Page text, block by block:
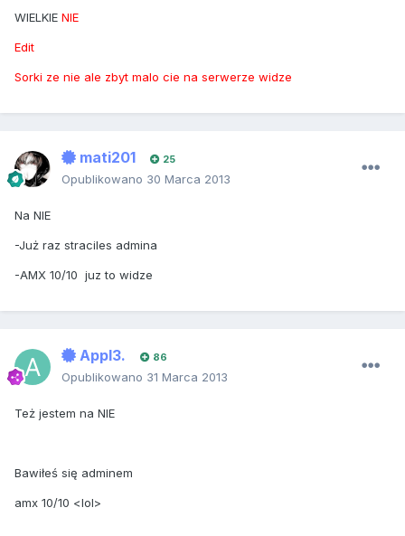
WIELKIE NIE
Edit
Sorki ze nie ale zbyt malo cie na serwerze widze
mati201 25
Opublikowano 30 Marca 2013
Na NIE
-Już raz straciles admina
-AMX 10/10 juz to widze
Appl3. 86
Opublikowano 31 Marca 2013
Też jestem na NIE
Bawiłeś się adminem
amx 10/10 <lol>